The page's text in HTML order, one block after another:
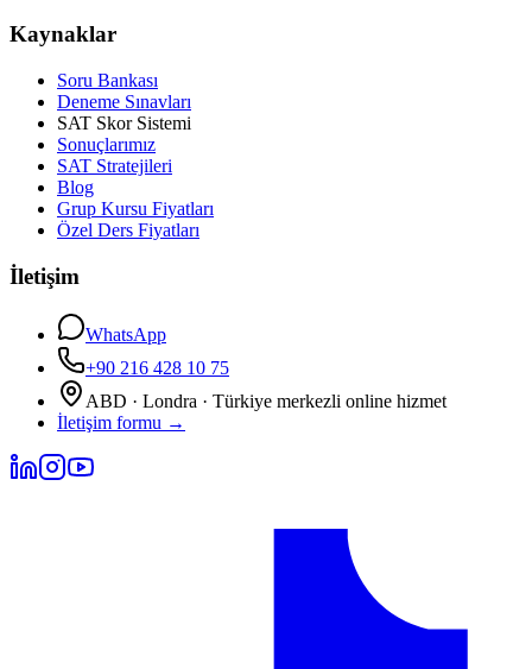
Kaynaklar
Soru Bankası
Deneme Sınavları
SAT Skor Sistemi
Sonuçlarımız
SAT Stratejileri
Blog
Grup Kursu Fiyatları
Özel Ders Fiyatları
İletişim
WhatsApp
+90 216 428 10 75
ABD · Londra · Türkiye merkezli online hizmet
İletişim formu →